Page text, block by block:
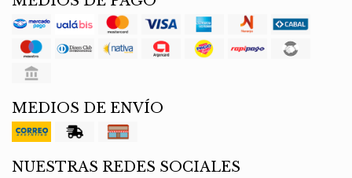
MEDIOS DE ENVÍO
NUESTRAS REDES SOCIALES